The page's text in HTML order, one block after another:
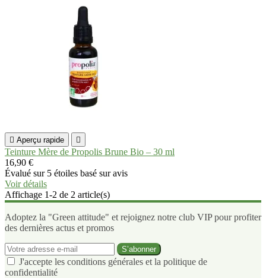
 Aperçu rapide 
Teinture Mère de Propolis Brune Bio – 30 ml
16,90 €
Évalué sur 5 étoiles basé suravis
Voir détails
Affichage 1-2 de 2 article(s)
Adoptez la "Green attitude" et rejoignez notre club VIP pour profiter
des dernières actus et promos
J'accepte les conditions générales et la politique de
confidentialité